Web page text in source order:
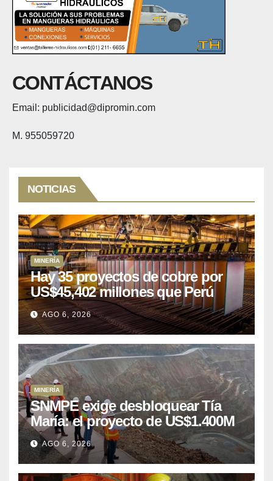
CONTÁCTANOS
Email: publicidad@dipromin.com
M. 955059720
NOTICIAS
MINERÍA
Hay 35 proyectos de cobre por
US$45,402 millones que Perú
puede aprovechar
AGO 6, 2026
MINERÍA
SNMPE exige desbloquear Tía
María: el proyecto de US$1.400M
que Perú lleva 15 años
posponiendo
AGO 6, 2026